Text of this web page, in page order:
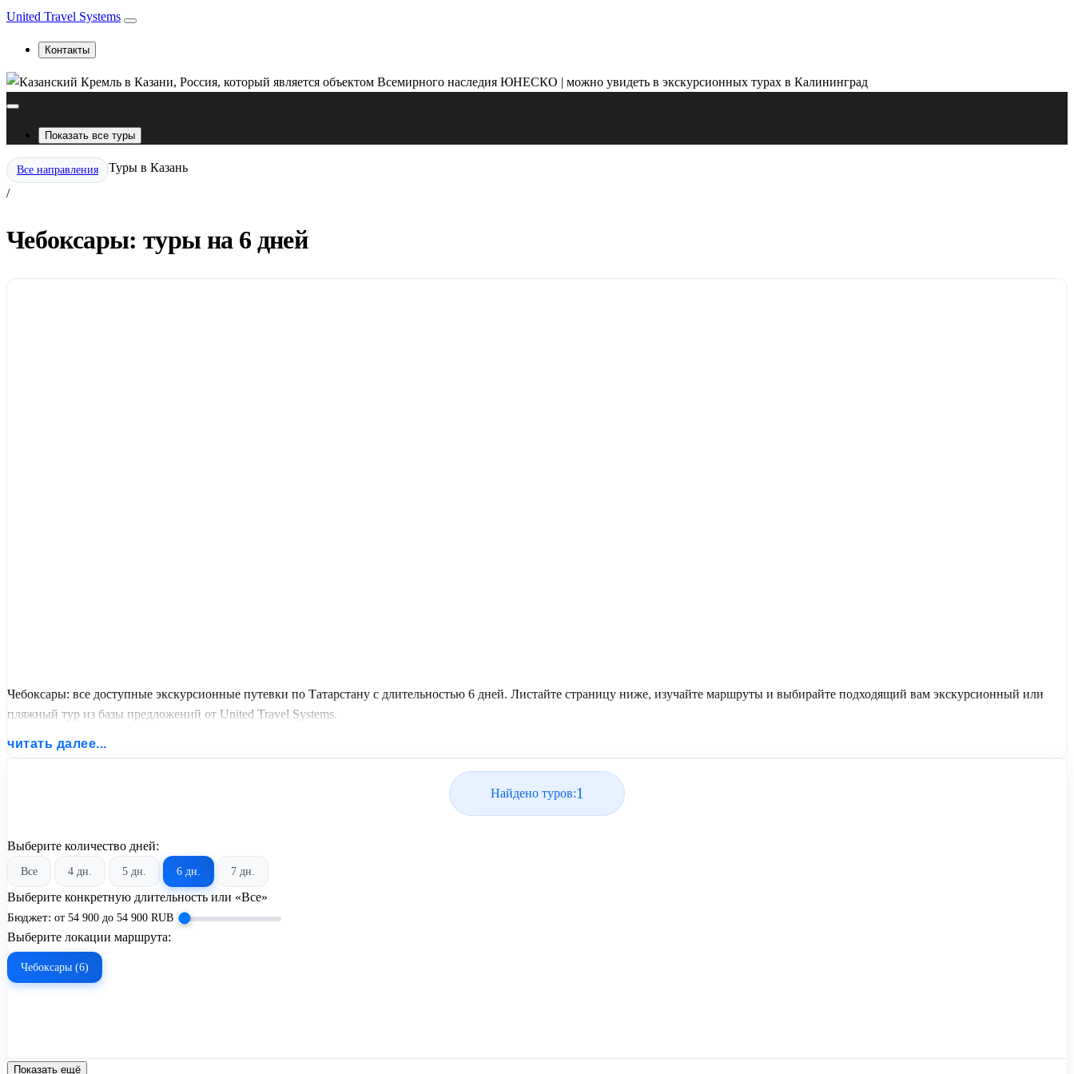
United Travel Systems
Контакты
Показать все туры
Все направления
/
Туры в Казань
Чебоксары: туры на 6 дней
Чебоксары: все доступные экскурсионные путевки по Татарстану с длительностью 6 дней. Листайте страницу ниже, изучайте маршруты и выбирайте подходящий вам экскурсионный или
пляжный тур из базы предложений от United Travel Systems.
читать далее...
Найдено туров:1
Выберите количество дней:
Все 4 дн. 5 дн. 6 дн. 7 дн.
Выберите конкретную длительность или «Все»
Бюджет: от 54 900 до 54 900 RUB
Выберите локации маршрута:
Чебоксары (6)
Показать ещё